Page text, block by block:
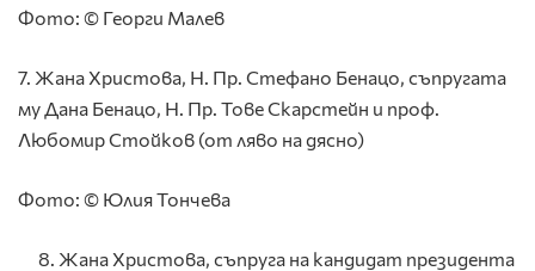
Фото: © Георги Малев
7. Жана Христова, Н. Пр. Стефано Бенацо, съпругата
му Дана Бенацо, Н. Пр. Тове Скарстейн и проф.
Любомир Стойков (от ляво на дясно)
Фото: © Юлия Тончева
Жана Христова, съпруга на кандидат президента